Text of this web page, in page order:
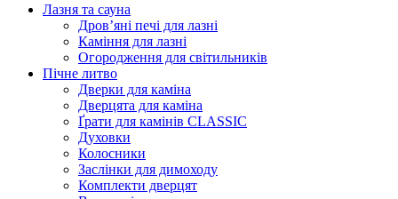
Лазня та сауна
Дров’яні печі для лазні
Каміння для лазні
Огородження для світильників
Пічне литво
Дверки для каміна
Дверцята для каміна
Ґрати для камінів CLASSIC
Духовки
Колосники
Заслінки для димоходу
Комплекти дверцят